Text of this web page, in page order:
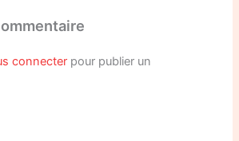
connecter pour publier un